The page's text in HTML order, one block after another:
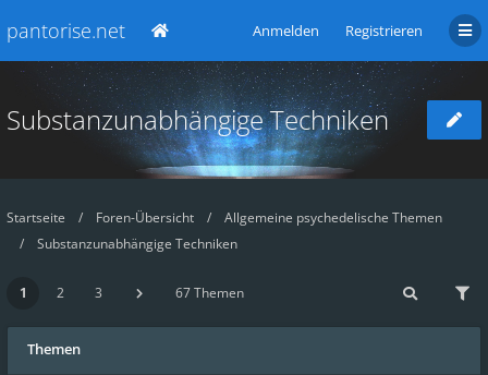
pantorise.net Anmelden Registrieren
Substanzunabhängige Techniken
Startseite Foren-Übersicht
Allgemeine psychedelische Themen
Substanzunabhängige Techniken
1 2 3 67 Themen
Themen